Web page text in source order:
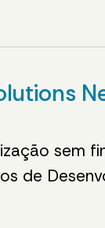
sem
de